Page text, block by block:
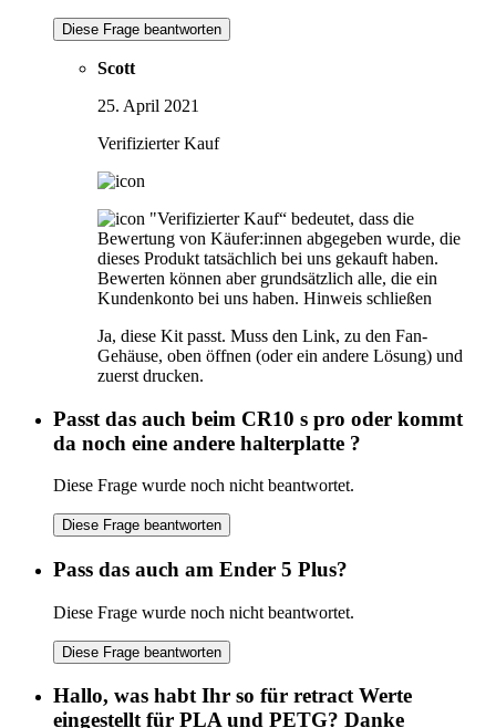
Diese Frage beantworten
Scott
25. April 2021
Verifizierter Kauf
"Verifizierter Kauf“ bedeutet, dass die
Bewertung von Käufer:innen abgegeben wurde, die
dieses Produkt tatsächlich bei uns gekauft haben.
Bewerten können aber grundsätzlich alle, die ein
Kundenkonto bei uns haben. Hinweis schließen
Ja, diese Kit passt. Muss den Link, zu den Fan-
Gehäuse, oben öffnen (oder ein andere Lösung) und
zuerst drucken.
Passt das auch beim CR10 s pro oder kommt
da noch eine andere halterplatte ?
Diese Frage wurde noch nicht beantwortet.
Diese Frage beantworten
Pass das auch am Ender 5 Plus?
Diese Frage wurde noch nicht beantwortet.
Diese Frage beantworten
Hallo, was habt Ihr so für retract Werte
eingestellt für PLA und PETG? Danke